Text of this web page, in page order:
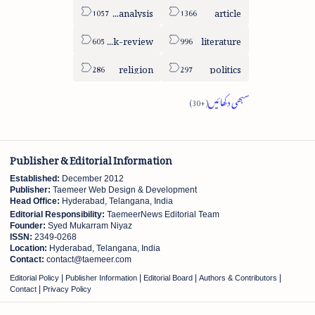
article
column-analysis
literature
book-review
politics
religion
Publisher & Editorial Information
Established: December 2012
Publisher: Taemeer Web Design & Development
Head Office: Hyderabad, Telangana, India
Editorial Responsibility: TaemeerNews Editorial Team
Founder: Syed Mukarram Niyaz
ISSN: 2349-0268
Location: Hyderabad, Telangana, India
Contact: contact@taemeer.com
Editorial Policy Publisher Information Editorial Board Authors & Contributors
Contact Privacy Policy